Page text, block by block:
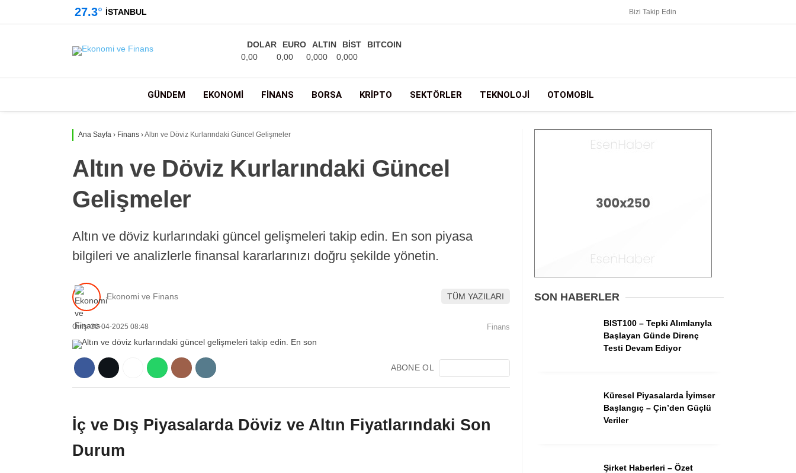
Gündem
Ekonomi
Borsa
Spor
Kripto
27.3° İSTANBUL Bizi Takip Edin
DOLAR
0,00
EURO
0,00
ALTIN
0,000
BİST
0,000
BITCOIN
GÜNDEM EKONOMI FINANS BORSA KRIPTO SEKTÖRLER TEKNOLOJI OTOMOBIL
Ana Sayfa › Finans ›Altın ve Döviz Kurlarındaki Güncel Gelişmeler
Altın ve Döviz Kurlarındaki Güncel
Gelişmeler
Altın ve döviz kurlarındaki güncel gelişmeleri takip edin. En son piyasa
bilgileri ve analizlerle finansal kararlarınızı doğru şekilde yönetin.
Ekonomi ve Finans TÜM YAZILARI
Giriş: 30-04-2025 08:48 Finans
ABONE OL
İç ve Dış Piyasalarda Döviz ve Altın Fiyatlarındaki Son
Durum
SON HABERLER
BIST100 – Tepki Alımlarıyla
Başlayan Günde Direnç
Testi Devam Ediyor
Küresel Piyasalarda İyimser
Başlangıç – Çin’den Güçlü
Veriler
Şirket Haberleri – Özet